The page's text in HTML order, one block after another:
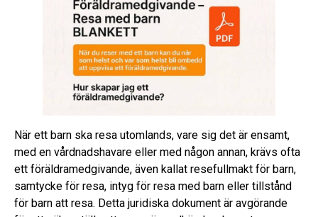
När ett barn ska resa utomlands, vare sig det är ensamt,
med en vårdnadshavare eller med någon annan, krävs ofta
ett föräldramedgivande, även kallat resefullmakt för barn,
samtycke för resa, intyg för resa med barn eller tillstånd
för barn att resa. Detta juridiska dokument är avgörande